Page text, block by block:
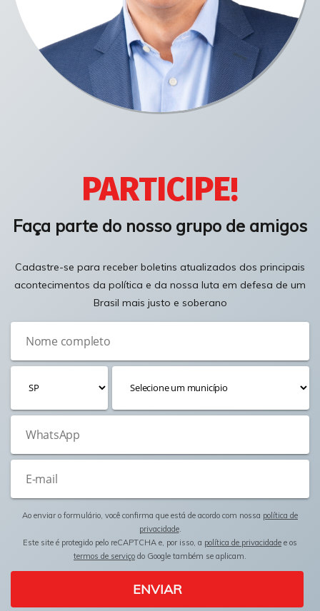
PARTICIPE!
Faça parte do nosso grupo de amigos
Cadastre-se para receber boletins atualizados dos principais
acontecimentos da política e da nossa luta em defesa de um
Brasil mais justo e soberano
Ao enviar o formulário, você confirma que está de acordo com nossa política de
privacidade.
Este site é protegido pelo reCAPTCHA e, por isso, a política de privacidade e os
termos de serviço do Google também se aplicam.
ENVIAR